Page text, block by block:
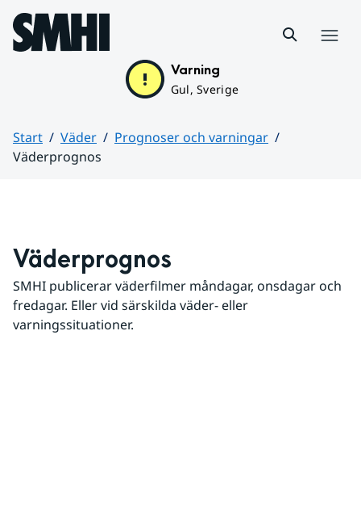
Hoppa till sidans innehåll
Varning
Gul, Sverige
Start Väder
Prognoser och varningar
Väderprognos
Väderprognos
SMHI publicerar väderfilmer måndagar, onsdagar och
fredagar. Eller vid särskilda väder- eller
varningssituationer.